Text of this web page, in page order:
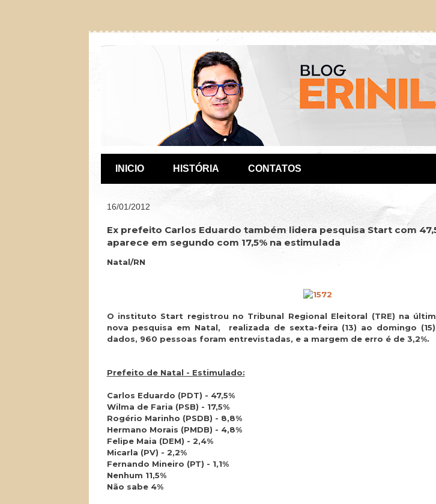
INICIO HISTÓRIA CONTATOS
16/01/2012
Ex prefeito Carlos Eduardo também lidera pesquisa Start com
aparece em segundo com 17,5% na estimulada
Natal/RN
O instituto Start registrou no Tribunal Regional Eleitoral (TRE) na
nova pesquisa em Natal, realizada de sexta-feira (13) ao domingo
dados, 960 pessoas foram entrevistadas, e a margem de erro é de 3,2%.
Prefeito de Natal - Estimulado:
Carlos Eduardo (PDT) - 47,5%
Wilma de Faria (PSB) - 17,5%
Rogério Marinho (PSDB) - 8,8%
Hermano Morais (PMDB) - 4,8%
Felipe Maia (DEM) - 2,4%
Micarla (PV) - 2,2%
Fernando Mineiro (PT) - 1,1%
Nenhum 11,5%
Não sabe 4%